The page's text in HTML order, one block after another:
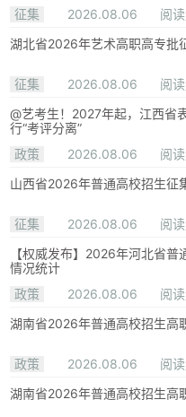
征集 2026.08.06
阅
湖北省2026年艺术高职高专批
征集 2026.08.06
阅
@艺考生！2027年起，江西省
行“考评分离”
政策
2026.08.06
阅
山西省2026年普通高校招生征
征集 2026.08.06
阅
【权威发布】2026年河北省
情况统计
政策
2026.08.06
阅
湖南省2026年普通高校招生高
政策 2026.08.06
阅
湖南省2026年普通高校招生高